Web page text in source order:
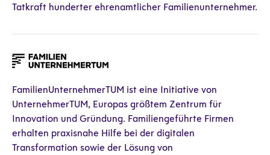
Tatkraft hunderter ehrenamtlicher Familienunternehmer.
FamilienUnternehmerTUM ist eine Initiative von
UnternehmerTUM, Europas größtem Zentrum für
Innovation und Gründung. Familiengeführte Firmen
erhalten praxisnahe Hilfe bei der digitalen
Transformation sowie der Lösung von